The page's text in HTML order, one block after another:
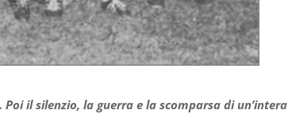
il silenzio, la guerra e la scomparsa di un’intera